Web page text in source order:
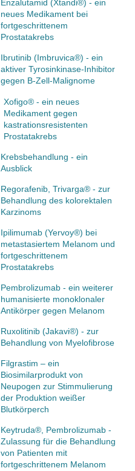
Enzalutamid (Xtandi®) - ein
neues Medikament bei
fortgeschrittenem
Prostatakrebs
Ibrutinib (Imbruvica®) - ein
aktiver Tyrosinkinase-Inhibitor
gegen B-Zell-Malignome
Xofigo® - ein neues
Medikament gegen
kastrationsresistenten
Prostatakrebs
Krebsbehandlung - ein
Ausblick
Regorafenib, Trivarga® - zur
Behandlung des kolorektalen
Karzinoms
Ipilimumab (Yervoy®) bei
metastasiertem Melanom und
fortgeschrittenem
Prostatakrebs
Pembrolizumab - ein weiterer
humanisierte monoklonaler
Antikörper gegen Melanom
Ruxolitinib (Jakavi®) - zur
Behandlung von Myelofibrose
Filgrastim – ein
Biosimilarprodukt von
Neupogen zur Stimmulierung
der Produktion weißer
Blutkörperch
Keytruda®, Pembrolizumab -
Zulassung für die Behandlung
von Patienten mit
fortgeschrittenem Melanom